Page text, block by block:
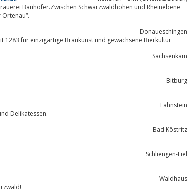
Donaueschingen
1283 für einzigartige Braukunst und gewachsene Bierkultur
Sachsenkam
Bitburg
Lahnstein
Bieren, Craftbieren und Delikatessen.
Bad Köstritz
Schliengen-Liel
Waldhaus